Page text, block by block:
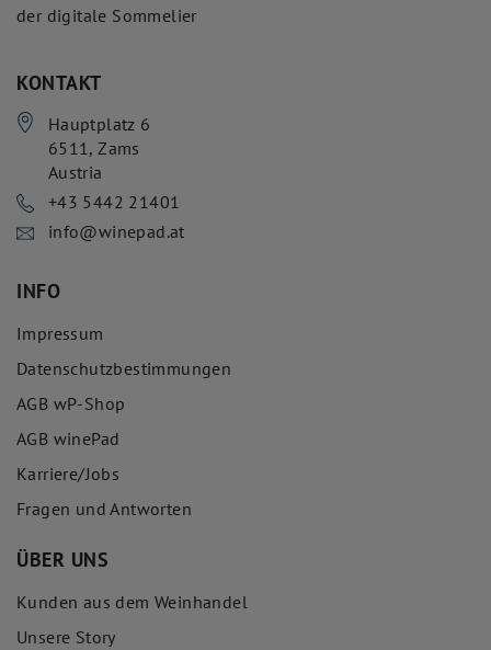
der digitale Sommelier
KONTAKT
Hauptplatz 6
6511,Zams
Austria
+43 5442 21401
info@winepad.at
INFO
Impressum
Datenschutzbestimmungen
AGB wP-Shop
AGB winePad
Karriere/Jobs
Fragen und Antworten
ÜBER UNS
Kunden aus dem Weinhandel
Unsere Story